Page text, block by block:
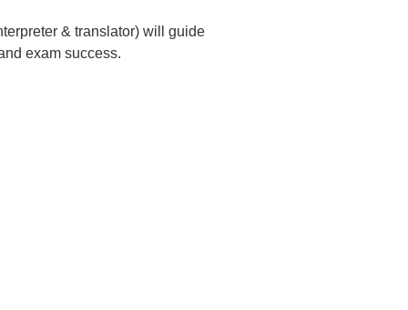
& translator) will guide
exam success.